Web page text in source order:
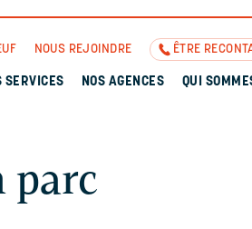
NOUS REJOINDRE ÊTRE
SERVICES NOS AGENCES QUI
parc